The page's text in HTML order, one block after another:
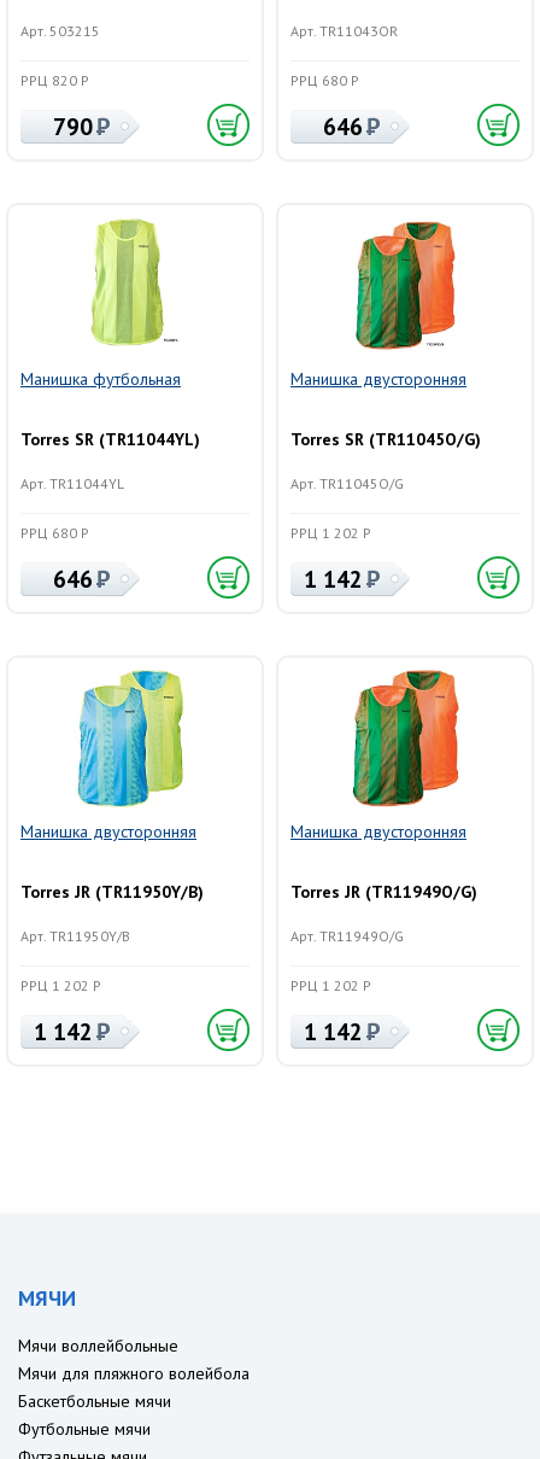
Арт. 503215
РРЦ 820 Р
790
Арт. TR11043OR
РРЦ 680 Р
646
Манишка футбольная
Torres SR (TR11044YL)
Арт. TR11044YL
РРЦ 680 Р
646
Манишка двусторонняя
Torres SR (TR11045O/G)
Арт. TR11045O/G
РРЦ 1 202 Р
1 142
Манишка двусторонняя
Torres JR (TR11950Y/B)
Арт. TR11950Y/B
РРЦ 1 202 Р
1 142
Манишка двусторонняя
Torres JR (TR11949O/G)
Арт. TR11949O/G
РРЦ 1 202 Р
1 142
МЯЧИ
Мячи воллейбольные
Мячи для пляжного волейбола
Баскетбольные мячи
Футбольные мячи